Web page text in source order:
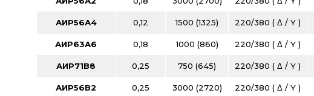
АИР56А4 0,12 1500 (1325) 220/380 ( Δ / Y )
АИР63А6 0,18 1000 (860) 220/380 ( Δ / Y )
АИР71В8 0,25 750 (645) 220/380 ( Δ / Y )
АИР56В2 0,25 3000 (2720) 220/380 ( Δ / Y )